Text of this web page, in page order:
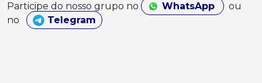
Participe do nosso grupo no WhatsApp
ou
no
Telegram